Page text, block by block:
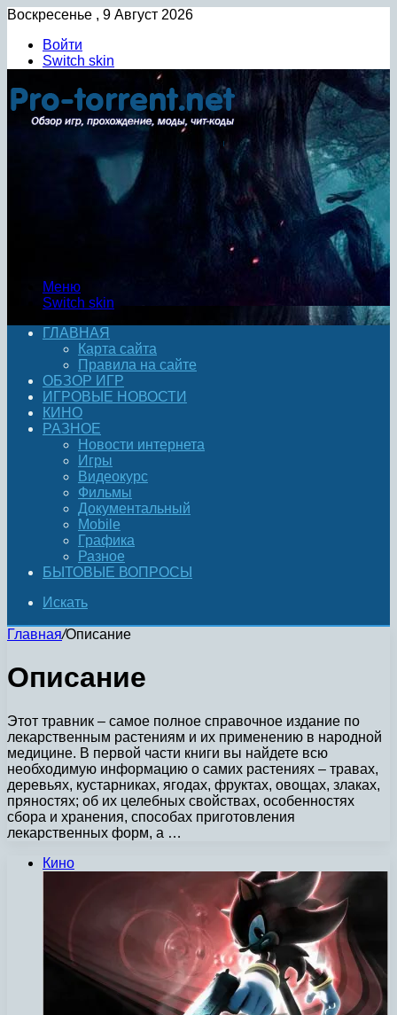
Воскресенье , 9 Август 2026
Войти
Switch skin
Меню
Switch skin
ГЛАВНАЯ
Карта сайта
Правила на сайте
ОБЗОР ИГР
ИГРОВЫЕ НОВОСТИ
КИНО
РАЗНОЕ
Новости интернета
Игры
Видеокурс
Фильмы
Документальный
Mobile
Графика
Разное
БЫТОВЫЕ ВОПРОСЫ
Искать
Главная/Описание
Описание
Этот травник – самое полное справочное издание по
лекарственным растениям и их применению в народной
медицине. В первой части книги вы найдете всю
необходимую информацию о самих растениях – травах,
деревьях, кустарниках, ягодах, фруктах, овощах, злаках,
пряностях; об их целебных свойствах, особенностях
сбора и хранения, способах приготовления
лекарственных форм, а …
Кино